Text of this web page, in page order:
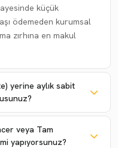
küçük
ödemeden kurumsal
zırhına en makul
yerine aylık sabit
veya Tam
yapıyorsunuz?